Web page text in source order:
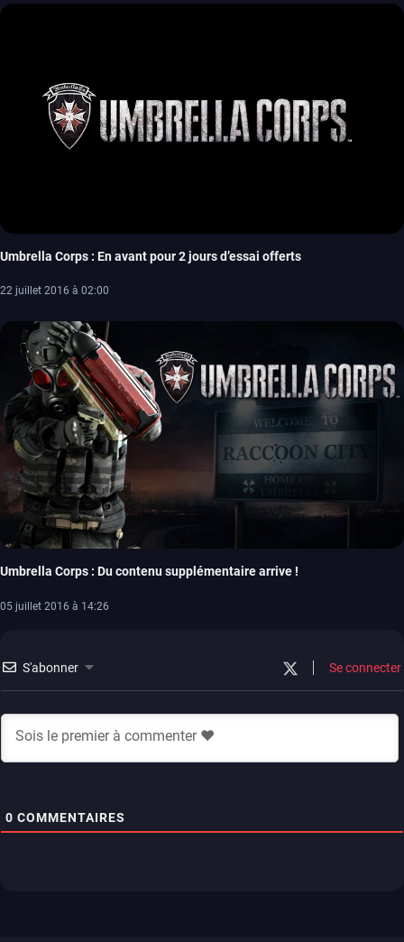
Umbrella Corps : En avant pour 2 jours d’essai offerts
22 juillet 2016 à 02:00
Umbrella Corps : Du contenu supplémentaire arrive !
05 juillet 2016 à 14:26
S'abonner Se connecter
0 COMMENTAIRES